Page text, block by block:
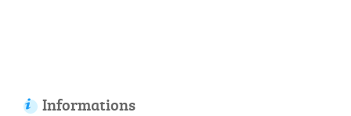
Informations